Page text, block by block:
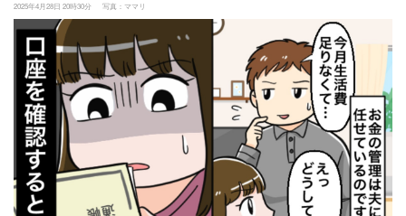
2025年4月28日 20時30分 写真：ママリ